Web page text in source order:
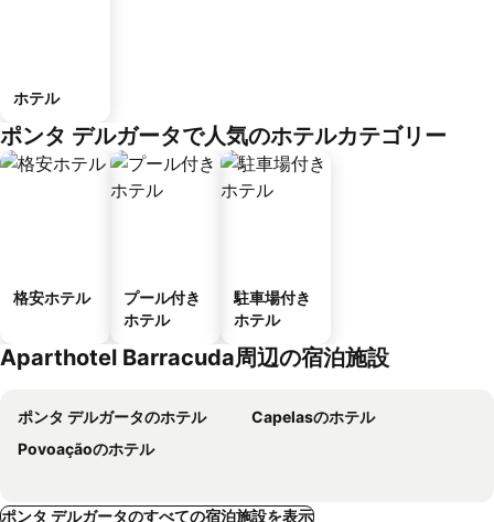
ホテル
ポンタ デルガータで人気のホテルカテゴリー
格安ホテル
プール付き
ホテル
駐車場付き
ホテル
Aparthotel Barracuda周辺の宿泊施設
ポンタ デルガータのホテル
Capelasのホテル
Povoaçãoのホテル
ポンタ デルガータのすべての宿泊施設を表示